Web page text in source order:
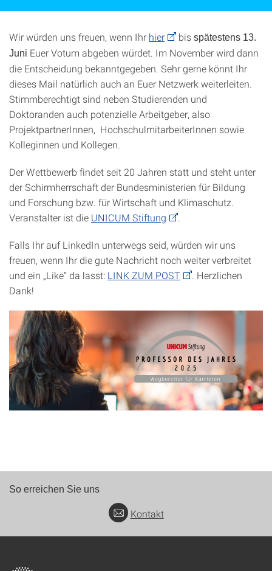
Wir würden uns freuen, wenn Ihr hier bis spätestens 13.
Juni Euer Votum abgeben würdet. Im November wird dann
die Entscheidung bekanntgegeben. Sehr gerne könnt Ihr
dieses Mail natürlich auch an Euer Netzwerk weiterleiten.
Stimmberechtigt sind neben Studierenden und
Doktoranden auch potenzielle Arbeitgeber, also
ProjektpartnerInnen, HochschulmitarbeiterInnen sowie
Kolleginnen und Kollegen.
Der Wettbewerb findet seit 20 Jahren statt und steht unter
der Schirmherrschaft der Bundesministerien für Bildung
und Forschung bzw. für Wirtschaft und Klimaschutz.
Veranstalter ist die UNICUM Stiftung
Falls Ihr auf LinkedIn unterwegs seid, würden wir uns
freuen, wenn Ihr die gute Nachricht noch weiter verbreitet
und ein „Like“ da lasst: LINK ZUM POST
. Herzlichen
Dank!
So erreichen Sie uns
Kontakt